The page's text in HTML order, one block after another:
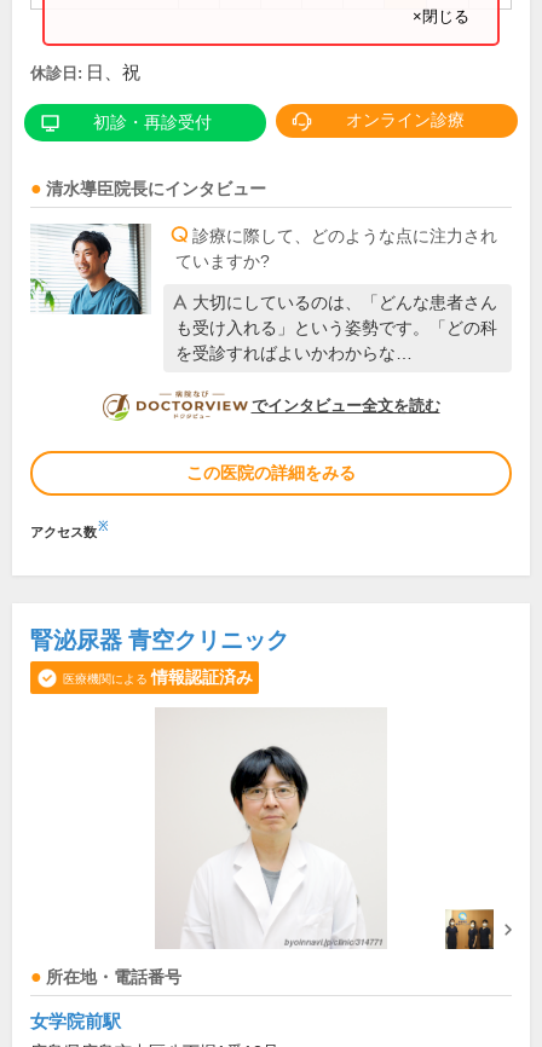
×閉じる
休診日: 日、祝
初診・再診受付 オンライン診療
清水導臣院長にインタビュー
診療に際して、どのような点に注力され
ていますか?
大切にしているのは、「どんな患者さん
も受け入れる」という姿勢です。「どの科
を受診すればよいかわからな…
DOCTORVIEW
でインタビュー全文を読む
この医院の詳細をみる
アクセス数※
腎泌尿器 青空クリニック
医療機関による 情報認証済み
所在地・電話番号
女学院前駅